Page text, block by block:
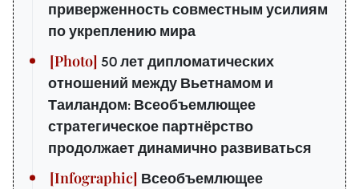
приверженность совместным усилиям
по укреплению мира
50 лет дипломатических
отношений между Вьетнамом и
Таиландом: Всеобъемлющее
стратегическое партнёрство
продолжает динамично развиваться
Всеобъемлющее